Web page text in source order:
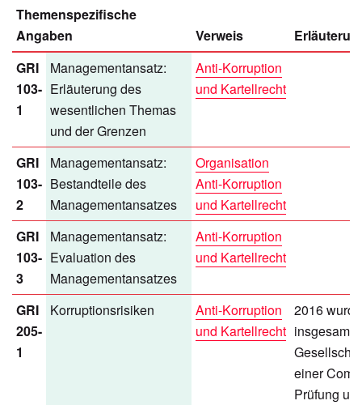
Themenspezifische
Angaben
Verweis
GRI
103-
1
Managementansatz:
Erläuterung des
wesentlichen Themas
und der Grenzen
Anti-Korruption
und Kartellrecht
GRI
103-
2
Managementansatz:
Bestandteile des
Managementansatzes
Organisation
Anti-Korruption
und Kartellrecht
GRI
103-
3
Managementansatz:
Evaluation des
Managementansatzes
Anti-Korruption
und Kartellrecht
GRI
205-
1
Korruptionsrisiken
Anti-Korruption
und Kartellrecht
2016
insgesamt
einer
Prüfung